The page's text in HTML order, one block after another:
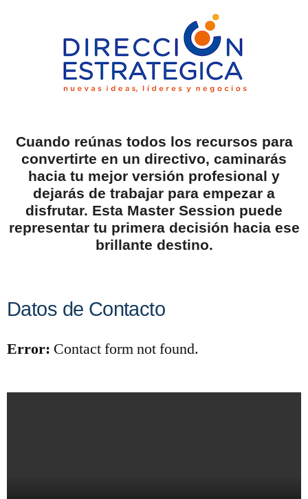
Cuando reúnas todos los recursos para
convertirte en un directivo, caminarás
hacia tu mejor versión profesional y
dejarás de trabajar para empezar a
disfrutar. Esta Master Session puede
representar tu primera decisión hacia ese
brillante destino.
Datos de Contacto
Error: Contact form not found.